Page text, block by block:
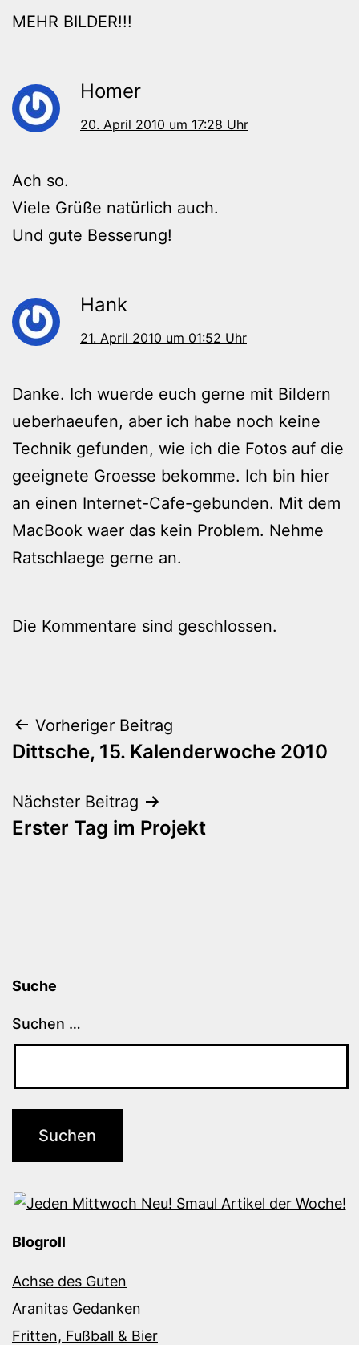
MEHR BILDER!!!
Homer
20. April 2010 um 17:28 Uhr
Ach so.
Viele Grüße natürlich auch.
Und gute Besserung!
Hank
21. April 2010 um 01:52 Uhr
Danke. Ich wuerde euch gerne mit Bildern
ueberhaeufen, aber ich habe noch keine
Technik gefunden, wie ich die Fotos auf die
geeignete Groesse bekomme. Ich bin hier
an einen Internet-Cafe-gebunden. Mit dem
MacBook waer das kein Problem. Nehme
Ratschlaege gerne an.
Die Kommentare sind geschlossen.
Beitragsnavigation
Vorheriger Beitrag
Dittsche, 15. Kalenderwoche 2010
Nächster Beitrag
Erster Tag im Projekt
Suche
Suchen …
Blogroll
Achse des Guten
Aranitas Gedanken
Fritten, Fußball & Bier